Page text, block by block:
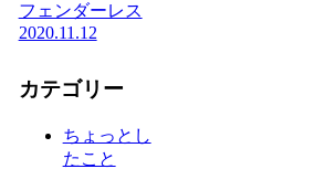
フェンダーレス
2020.11.12
カテゴリー
ちょっとし
たこと